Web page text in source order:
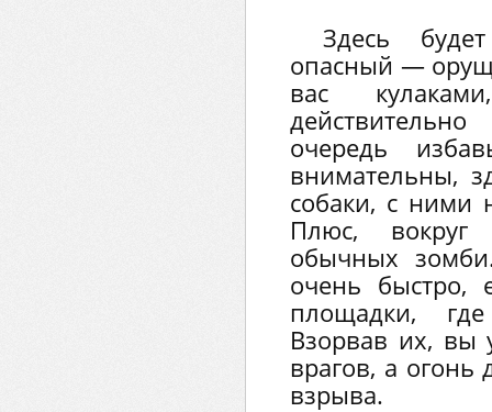
Здесь
опасный —
вас
очередь
внимательны,
собаки, с ними
Плюс, вокруг
обычных
очень быстро,
площадки,
Взорвав их, вы
врагов, а огонь
взрыва.